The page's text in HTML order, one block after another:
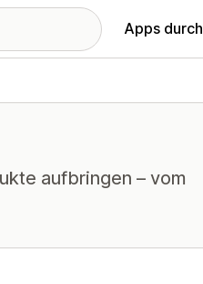
Apps
aufbringen – vom